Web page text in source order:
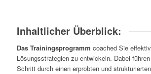
Inhaltlicher Überblick:
Das Trainingsprogramm coached Sie
Lösungsstrategien zu entwickeln. Dabei
Schritt durch einen erprobten und